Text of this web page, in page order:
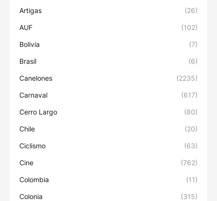
Artigas (26)
AUF (102)
Bolivia (7)
Brasil (6)
Canelones (2235)
Carnaval (617)
Cerro Largo (80)
Chile (20)
Ciclismo (63)
Cine (762)
Colombia (11)
Colonia (315)